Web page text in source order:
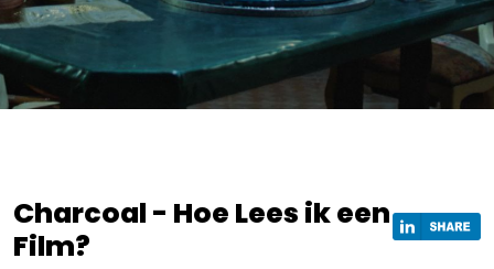
Charcoal - Hoe Lees ik een
Film?